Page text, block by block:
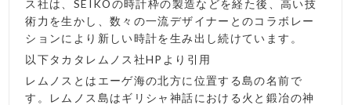
ス社は、SEIKOの時計枠の製造などを経た後、高い技
術力を生かし、数々の一流デザイナーとのコラボレー
ションにより新しい時計を生み出し続けています。
以下タカタレムノス社HPより引用
レムノスとはエーゲ海の北方に位置する島の名前で
す。レムノス島はギリシャ神話における火と鍛冶の神